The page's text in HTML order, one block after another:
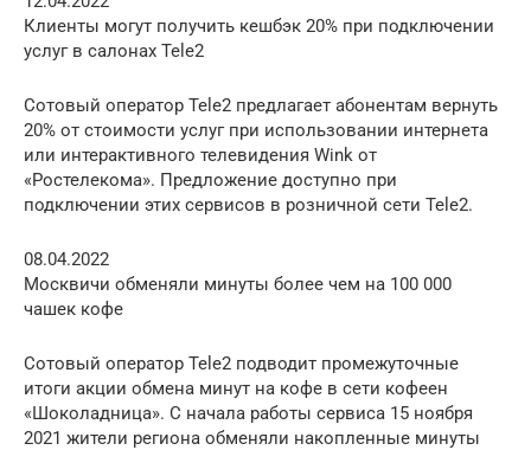
Клиенты могут получить кешбэк 20% при подключении
услуг в салонах Tele2
Сотовый оператор Tele2 предлагает абонентам вернуть
20% от стоимости услуг при использовании интернета
или интерактивного телевидения Wink от
«Ростелекома». Предложение доступно при
подключении этих сервисов в розничной сети Tele2.
08.04.2022
Москвичи обменяли минуты более чем на 100 000
чашек кофе
Сотовый оператор Tele2 подводит промежуточные
итоги акции обмена минут на кофе в сети кофеен
«Шоколадница». С начала работы сервиса 15 ноября
2021 жители региона обменяли накопленные минуты